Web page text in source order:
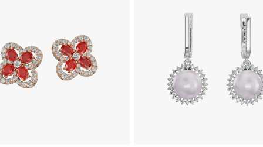
جواهر طرح ژانین
293,850,000 تومان
گوشواره جواهر یاقوت
هورتانسیا
469,150,000 تومان